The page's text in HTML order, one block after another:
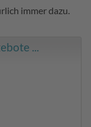
immer dazu.
...